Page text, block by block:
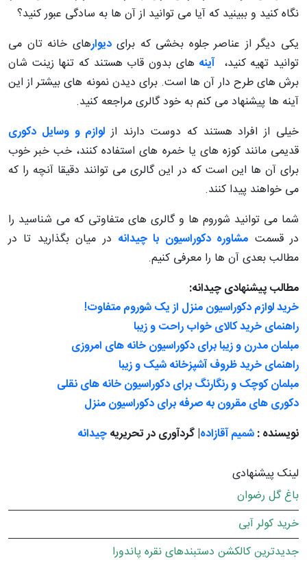
نگاه کنید و ببینید که آیا می توانید از آن ها به سادگی عبور کنید؟
یکی دیگر از عناصر جلوه بخشی که برایدیوارهای خانه تان می
توانید تهیه کنید،آینه های بدون قاب هستند که تنها زینت شان
برش های طرح دار آن ها است. برای دیدن نمونه های بیشتر از این
آینه ها پیشنهاد می کنم به خود گالری مراجعه کنید.
خیلی از افراد هستند که دوست دارند از لوازم و وسایل دکوری
قدیمی مانند کوزه های یا خمره های استفاده کنند، خب خبر خوب
برای آن ها این است که در این گالری می توانند دقیقا آنچه را که
می خواهند پیدا کنند.
شما می توانید شوروم ها و گالری های متفاوتی که می شناسید را
در قسمت مشاوره دکوراسیون با چیدانه در میان بگذارید تا در
مطالب بعدی آن ها را معرفی کنیم.
مطالب پیشنهادی چیدانه:
خرید لوازم دکوراسیون منزل از یک شوروم متفاوت!
راهنمای خرید کالای خواب راحت و زیبا
مبلمان مدرن و زیبا برای دکوراسیون خانه های امروزی
راهنمای خرید ظروف آشپزخانه شیک و زیبا
مبلمان کوچک و رنگارنگ برای دکوراسیون خانه های نقلی
دکوری های مقرون به صرفه برای دکوراسیون منزل
نویسنده :شمیم آقازاده| گردآوری در تحریریهچیدانه
لینک پیشنهادی
باغ گل رضوان
خرید کولر آبی
جدیدترین کالکشن دستبندهای نقره پاندورا